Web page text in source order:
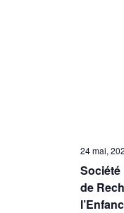
Société
de
24 mai,